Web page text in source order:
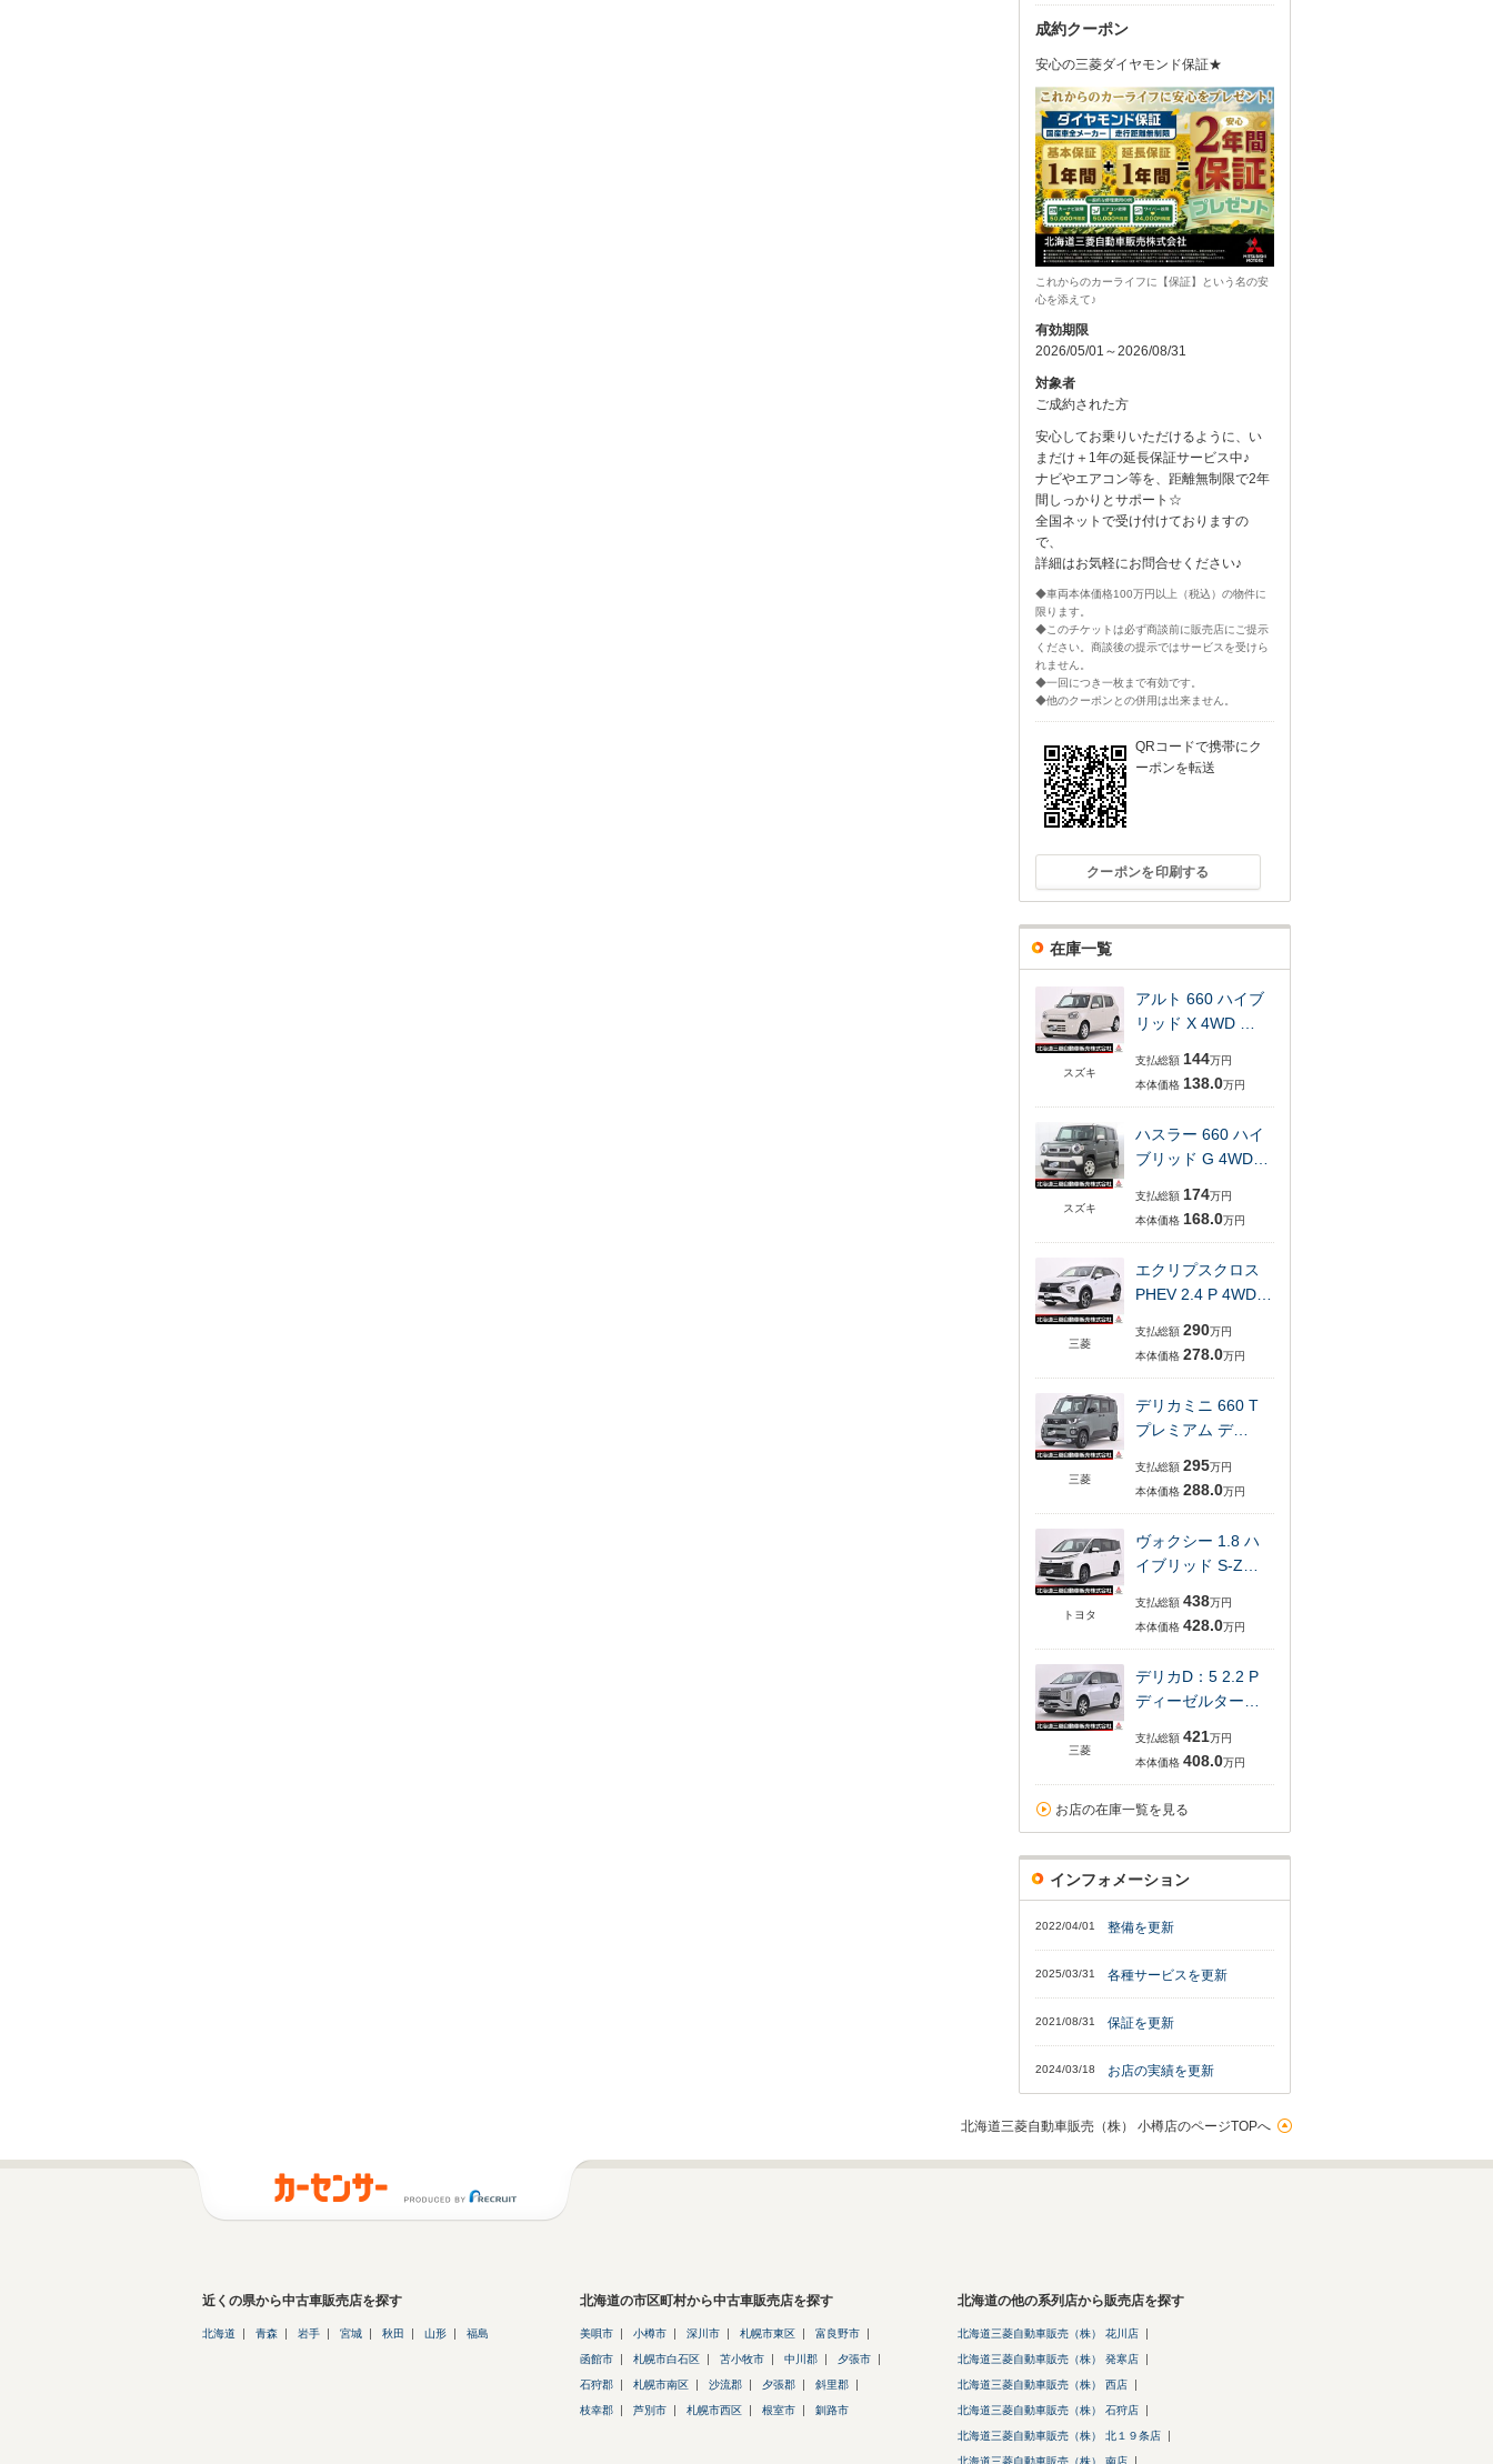
成約クーポン
安心の三菱ダイヤモンド保証★
これからのカーライフに【保証】という名の安
心を添えて♪
有効期限
2026/05/01～2026/08/31
対象者
ご成約された方
安心してお乗りいただけるように、い
まだけ＋1年の延長保証サービス中♪
ナビやエアコン等を、距離無制限で2年
間しっかりとサポート☆
全国ネットで受け付けておりますの
で、
詳細はお気軽にお問合せください♪
◆車両本体価格100万円以上（税込）の物件に
限ります。
◆このチケットは必ず商談前に販売店にご提示
ください。商談後の提示ではサービスを受けら
れません。
◆一回につき一枚まで有効です。
◆他のクーポンとの併用は出来ません。
QRコードで携帯にク
ーポンを転送
クーポンを印刷する
在庫一覧
スズキ
アルト 660 ハイブ
リッド X 4WD …
支払総額 144万円
本体価格 138.0万円
スズキ
ハスラー 660 ハイ
ブリッド G 4WD…
支払総額 174万円
本体価格 168.0万円
三菱
エクリプスクロス
PHEV 2.4 P 4WD…
支払総額 290万円
本体価格 278.0万円
三菱
デリカミニ 660 T
プレミアム デ…
支払総額 295万円
本体価格 288.0万円
トヨタ
ヴォクシー 1.8 ハ
イブリッド S-Z…
支払総額 438万円
本体価格 428.0万円
三菱
デリカD：5 2.2 P
ディーゼルター…
支払総額 421万円
本体価格 408.0万円
お店の在庫一覧を見る
インフォメーション
2022/04/01 整備を更新
2025/03/31 各種サービスを更新
2021/08/31 保証を更新
2024/03/18 お店の実績を更新
北海道三菱自動車販売（株） 小樽店のページTOPへ
近くの県から中古車販売店を探す
北海道 青森 岩手 宮城 秋田 山形 福島
北海道の市区町村から中古車販売店を探す
美唄市 小樽市 深川市 札幌市東区 富良野市
函館市 札幌市白石区 苫小牧市 中川郡 夕張市
石狩郡 札幌市南区 沙流郡 夕張郡 斜里郡
枝幸郡 芦別市 札幌市西区 根室市 釧路市
北海道の他の系列店から販売店を探す
北海道三菱自動車販売（株） 花川店
北海道三菱自動車販売（株） 発寒店
北海道三菱自動車販売（株） 西店
北海道三菱自動車販売（株） 石狩店
北海道三菱自動車販売（株） 北１９条店
北海道三菱自動車販売（株） 南店